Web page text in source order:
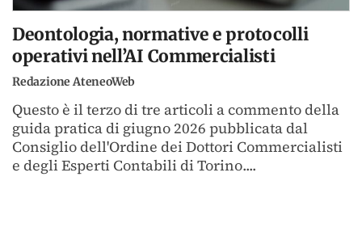
Deontologia, normative e protocolli
operativi nell’AI Commercialisti
Redazione AteneoWeb
Questo è il terzo di tre articoli a commento della
guida pratica di giugno 2026 pubblicata dal
Consiglio dell'Ordine dei Dottori Commercialisti
e degli Esperti Contabili di Torino....